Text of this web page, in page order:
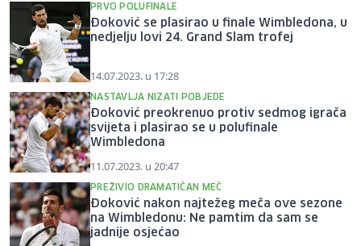
PRVO POLUFINALE
Đoković se plasirao u finale Wimbledona, u
nedjelju lovi 24. Grand Slam trofej
14.07.2023. u 17:28
NASTAVLJA NIZATI POBJEDE
Đoković preokrenuo protiv sedmog igrača
svijeta i plasirao se u polufinale
Wimbledona
11.07.2023. u 20:47
PREŽIVIO DRAMATIČAN MEČ
Đoković nakon najtežeg meča ove sezone
na Wimbledonu: Ne pamtim da sam se
jadnije osjećao